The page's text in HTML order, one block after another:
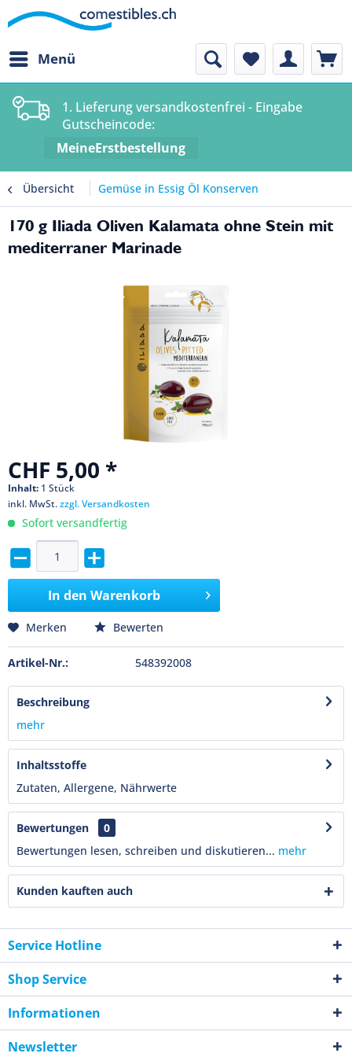
Menü
1. Lieferung versandkostenfrei - Eingabe
Gutscheincode:
MeineErstbestellung
Übersicht Gemüse in Essig Öl Konserven
170 g Iliada Oliven Kalamata ohne Stein mit
mediterraner Marinade
CHF 5,00 *
Inhalt: 1 Stück
inkl. MwSt.zzgl. Versandkosten
Sofort versandfertig
In den Warenkorb
Merken Bewerten
Artikel-Nr.: 548392008
Beschreibung
mehr
Inhaltsstoffe
Zutaten, Allergene, Nährwerte
Bewertungen
0
Bewertungen lesen, schreiben und diskutieren... mehr
Kunden kauften auch
Service Hotline
Shop Service
Informationen
Newsletter